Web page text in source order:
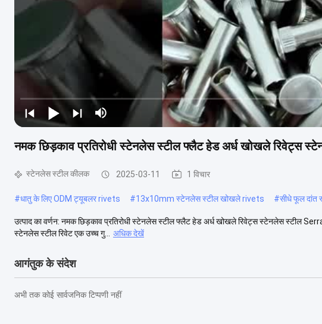
नमक छिड़काव प्रतिरोधी स्टेनलेस स्टील फ्लैट हेड अर्ध खोखले रिवेट्स
स्टेनलेस स्टील कीलक 2025-03-11 1 विचार
#धातु के लिए ODM ट्यूबलर rivets #13x10mm स्टेनलेस स्टील खोखले rivets #सीधे फूल दांत
उत्पाद का वर्णन: नमक छिड़काव प्रतिरोधी स्टेनलेस स्टील फ्लैट हेड अर्ध खोखले रिवेट्स स्टेनलेस स्टील
स्टेनलेस स्टील रिवेट एक उच्च गु...
अधिक देखें
आगंतुक के संदेश
अभी तक कोई सार्वजनिक टिप्पणी नहीं